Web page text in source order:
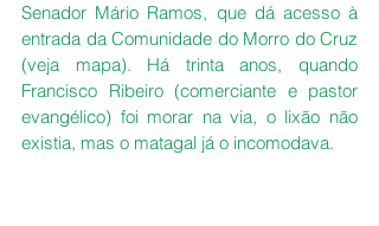
Senador Mário Ramos, que dá acesso à
entrada da Comunidade do Morro do Cruz
(veja mapa). Há trinta anos, quando
Francisco Ribeiro (comerciante e pastor
evangélico) foi morar na via, o lixão não
existia, mas o matagal já o incomodava.